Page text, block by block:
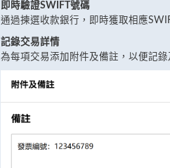
即時驗證SWIFT號碼
通過揀選收款銀行，即時獲取相應
記錄交易詳情
為每項交易添加附件及備註，以便記錄